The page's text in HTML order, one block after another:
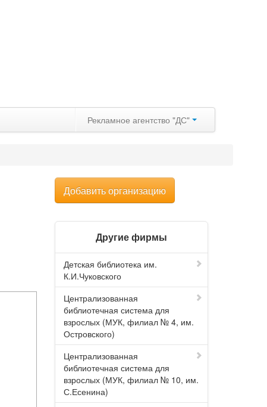
Рекламное агентство "ДС"
Добавить организацию
Другие фирмы
Детская библиотека им.
К.И.Чуковского
Централизованная
библиотечная система для
взрослых (МУК, филиал № 4, им.
Островского)
Централизованная
библиотечная система для
взрослых (МУК, филиал № 10, им.
С.Есенина)